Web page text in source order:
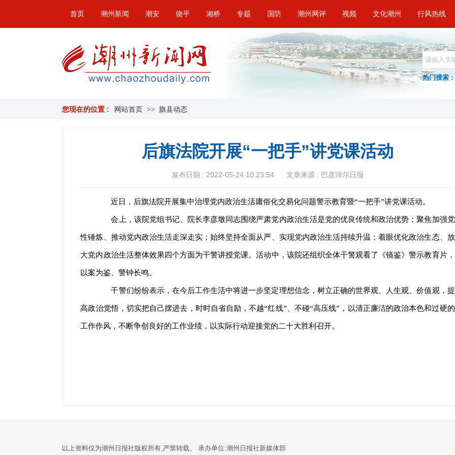
首页 潮州新闻 潮安 饶平 湘桥 专题 国防 潮州网评 视频 文化潮州 行风热线
热门搜索 :
您现在的位置 : 网站首页 >> 旗县动态
后旗法院开展“一把手”讲党课活动
发布日期 : 2022-05-24 10:23:54 文章来源 : 巴彦淖尔日报
近日，后旗法院开展集中治理党内政治生活庸俗化交易化问题警示教育暨“一把手”讲党课活动。
会上，该院党组书记、院长李彦墩同志围绕严肃党内政治生活是党的优良传统和政治优势；聚焦加强党
性锤炼、推动党内政治生活走深走实；始终坚持全面从严、实现党内政治生活持续升温；着眼优化政治生态、放
大党内政治生活整体效果四个方面为干警讲授党课。活动中，该院还组织全体干警观看了《镜鉴》警示教育片，
以案为鉴、警钟长鸣。
干警们纷纷表示，在今后工作生活中将进一步坚定理想信念，树立正确的世界观、人生观、价值观，提
高政治觉悟，切实把自己摆进去，时时自省自励，不越“红线”、不碰“高压线”，以清正廉洁的政治本色和过硬的
工作作风，不断争创良好的工作业绩，以实际行动迎接党的二十大胜利召开。
以上资料仅为潮州日报社版权所有,严禁转载。 承办单位:潮州日报社新媒体部